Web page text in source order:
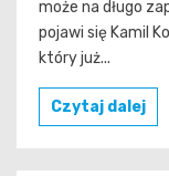
może na długo
pojawi się Kamil
który już...
Czytaj dalej